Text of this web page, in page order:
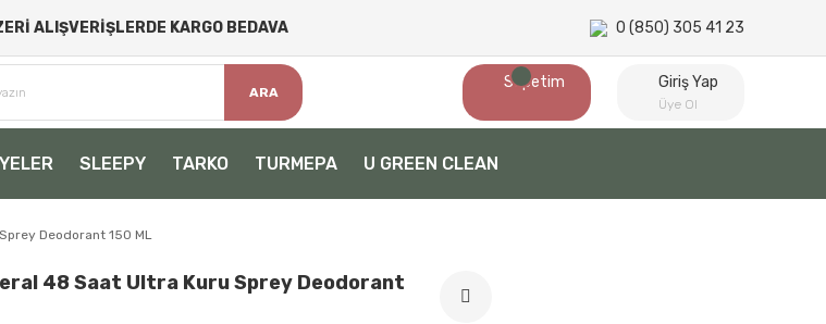
ALIŞVERİŞLERDE KARGO BEDAVA 0 (850) 305 41 23
ARA
Sepetim Giriş Yap
Üye Ol
SLEEPY TARKO TURMEPA U GREEN CLEAN
Deodorant 150 ML
48 Saat Ultra Kuru Sprey Deodorant